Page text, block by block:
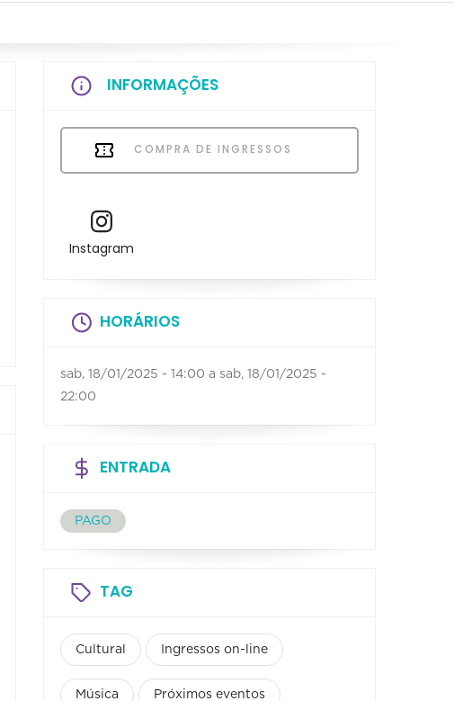
INFORMAÇÕES
COMPRA DE INGRESSOS
Instagram
HORÁRIOS
sab, 18/01/2025 - 14:00 a sab, 18/01/2025 -
22:00
ENTRADA
PAGO
TAG
Cultural Ingressos on-line
Música Próximos eventos